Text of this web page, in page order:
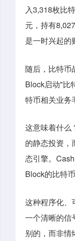
入3,318枚比
元，持有8,027
是一时兴起的
随后，比特币
Block启动"比
特币相关业务
这意味着什么
的静态投资，
态引擎。
Block的比特
这种程序化、
一个清晰的信
别的，而非情